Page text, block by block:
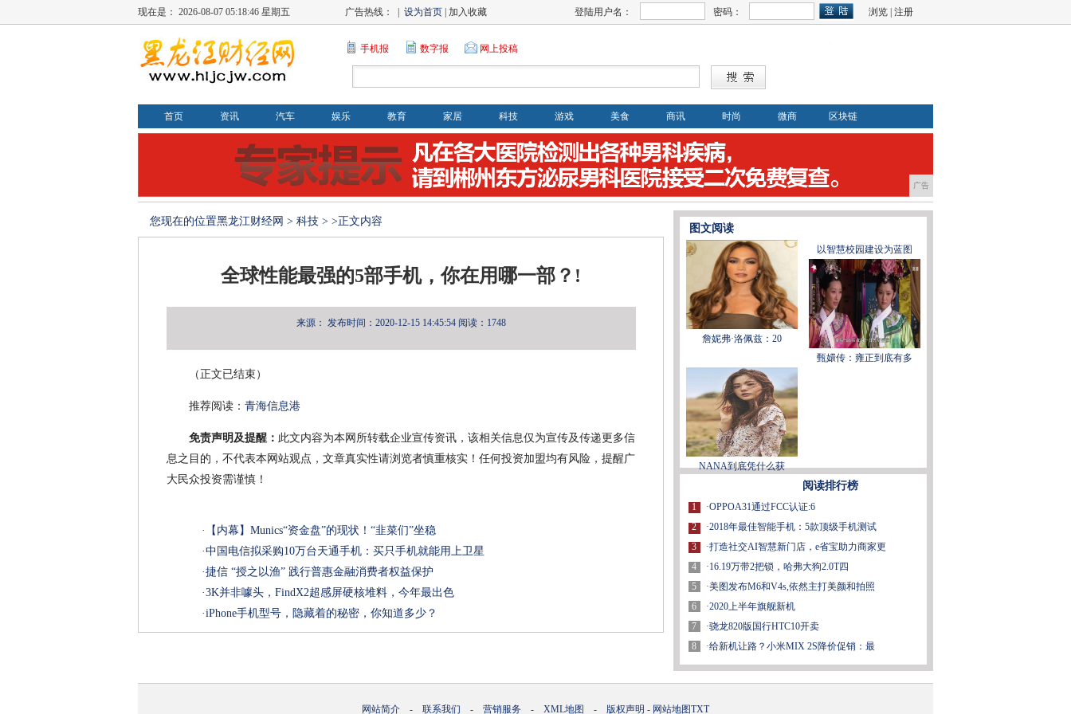
现在是： 2026-08-07 05:18:46 星期五 广告热线： | 设为首页 | 加入收藏 登陆用户名： 密码： 浏览 注册
手机报 数字报 网上投稿
首页 资讯 汽车 娱乐 教育 家居 科技 游戏 美食 商讯 时尚 微商 区块链
广告
您现在的位置黑龙江财经网 > 科技 > >正文内容
全球性能最强的5部手机，你在用哪一部？!
来源： 发布时间：2020-12-15 14:45:54 阅读：1748
（正文已结束）
推荐阅读： 青海信息港
免责声明及提醒： 此文内容为本网所转载企业宣传资讯，该相关信息仅为宣传及传递更多信
息之目的，不代表本网站观点，文章真实性请浏览者慎重核实！任何投资加盟均有风险，提醒广
大民众投资需谨慎！
·
【内幕】Munics“资金盘”的现状！“韭菜们”坐稳
·中国电信拟采购10万台天通手机：买只手机就能用上卫星
·捷信 “授之以渔” 践行普惠金融消费者权益保护
·3K并非噱头，FindX2超感屏硬核堆料，今年最出色
·iPhone手机型号，隐藏着的秘密，你知道多少？
图文阅读
詹妮弗·洛佩兹：20
以智慧校园建设为蓝图
甄嬛传：雍正到底有多
NANA到底凭什么获
阅读排行榜
1
2
3
4
5
6
7
8
·OPPOA31通过FCC认证:6
·2018年最佳智能手机：5款顶级手机测试
·打造社交AI智慧新门店，e省宝助力商家更
·16.19万带2把锁，哈弗大狗2.0T四
·美图发布M6和V4s,依然主打美颜和拍照
·2020上半年旗舰新机
·骁龙820版国行HTC10开卖
·给新机让路？小米MIX 2S降价促销：最
网站简介 - 联系我们 - 营销服务 - XML地图 - 版权声明 - 网站地图TXT